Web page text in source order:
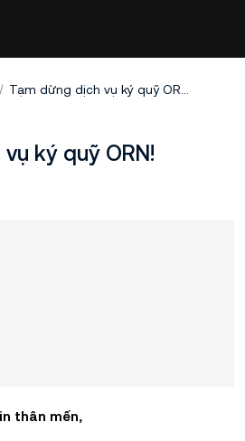
Tạm dừng dịch vụ ký quỹ ORN!
ký quỹ ORN!
thân mến,